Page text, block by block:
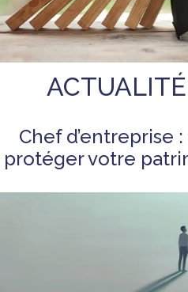
Chef d’entreprise
protéger votre
Les cookies assurent le bon
Internet. En utilisant ce dernier,
savoir